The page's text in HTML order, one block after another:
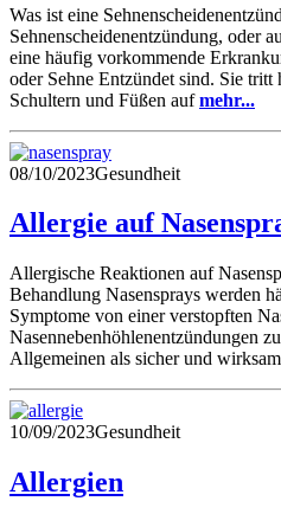
Was ist eine
Sehnenscheidenentzündung, oder
eine häufig vorkommende
oder Sehne Entzündet sind. Sie
Schultern und Füßen aufmehr...
08/10/2023Gesundheit
Allergie auf
Allergische Reaktionen auf
Behandlung Nasensprays werden
Symptome von einer verstopften
Nasennebenhöhlenentzündungen
Allgemeinen als sicher und
10/09/2023Gesundheit
Allergien